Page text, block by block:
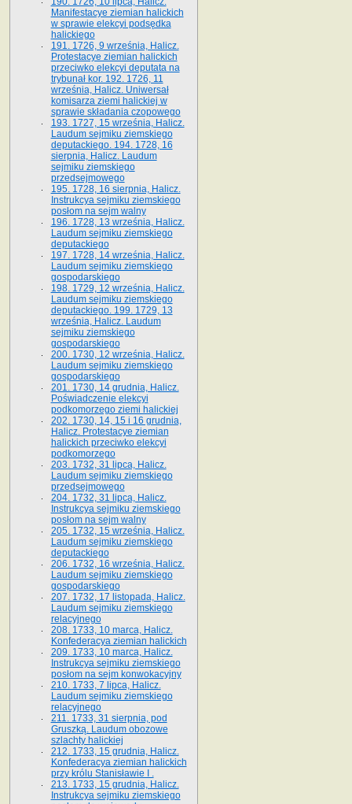
Manifestacye ziemian halickich
w sprawie elekcyi podsędka
halickiego
191. 1726, 9 września, Halicz.
Protestacye ziemian halickich
przeciwko elekcyi deputata na
trybunał kor. 192. 1726, 11
września, Halicz. Uniwersał
komisarza ziemi halickiej w
sprawie składania czopowego
193. 1727, 15 września, Halicz.
Laudum sejmiku ziemskiego
deputackiego. 194. 1728, 16
sierpnia, Halicz. Laudum
sejmiku ziemskiego
przedsejmowego
195. 1728, 16 sierpnia, Halicz.
Instrukcya sejmiku ziemskiego
posłom na sejm walny
196. 1728, 13 września, Halicz.
Laudum sejmiku ziemskiego
deputackiego
197. 1728, 14 września, Halicz.
Laudum sejmiku ziemskiego
gospodarskiego
198. 1729, 12 września, Halicz.
Laudum sejmiku ziemskiego
deputackiego. 199. 1729, 13
września, Halicz. Laudum
sejmiku ziemskiego
gospodarskiego
200. 1730, 12 września, Halicz.
Laudum sejmiku ziemskiego
gospodarskiego
201. 1730, 14 grudnia, Halicz.
Poświadczenie elekcyi
podkomorzego ziemi halickiej
202. 1730, 14, 15 i 16 grudnia,
Halicz. Protestacye ziemian
halickich przeciwko elekcyi
podkomorzego
203. 1732, 31 lipca, Halicz.
Laudum sejmiku ziemskiego
przedsejmowego
204. 1732, 31 lipca, Halicz.
Instrukcya sejmiku ziemskiego
posłom na sejm walny
205. 1732, 15 września, Halicz.
Laudum sejmiku ziemskiego
deputackiego
206. 1732, 16 września, Halicz.
Laudum sejmiku ziemskiego
gospodarskiego
207. 1732, 17 listopada, Halicz.
Laudum sejmiku ziemskiego
relacyjnego
208. 1733, 10 marca, Halicz.
Konfederacya ziemian halickich­
209. 1733, 10 marca, Halicz.
Instrukcya sejmiku ziemskiego
posłom na sejm konwokacyjny
210. 1733, 7 lipca, Halicz.
Laudum sejmiku ziemskiego
relacyjnego
211. 1733, 31 sierpnia, pod
Gruszką. Laudum obozowe
szlachty halickiej
212. 1733, 15 grudnia, Halicz.
Konfederacya ziemian halickich
przy królu Stanisławie I .
213. 1733, 15 grudnia, Halicz.
Instrukcya sejmiku ziemskiego